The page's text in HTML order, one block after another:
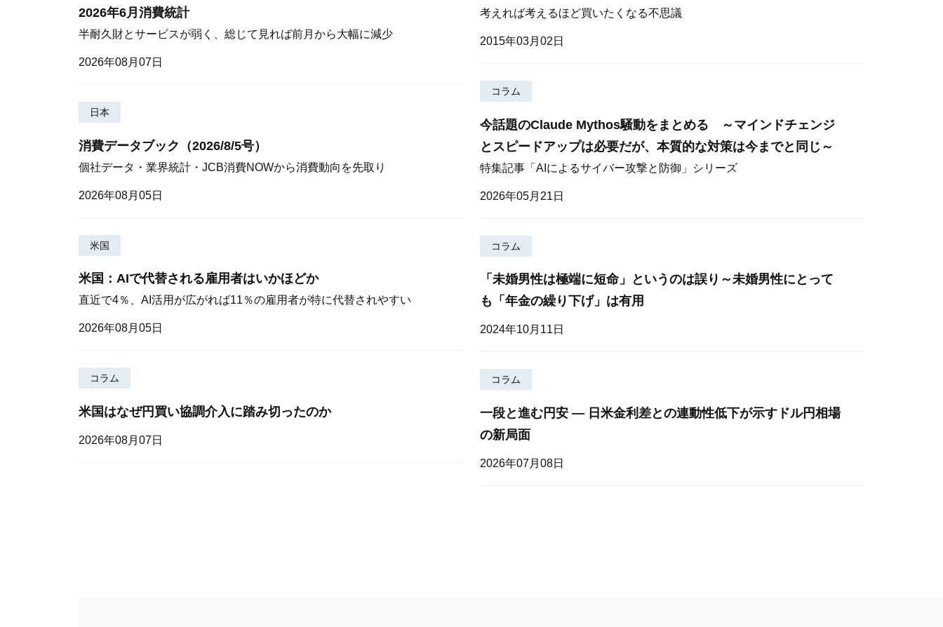
2026年6月消費統計
半耐久財とサービスが弱く、総じて見れば前月から大幅に減少
2026年08月07日
日本
消費データブック（2026/8/5号）
個社データ・業界統計・JCB消費NOWから消費動向を先取り
2026年08月05日
米国
米国：AIで代替される雇用者はいかほどか
直近で4％、AI活用が広がれば11％の雇用者が特に代替されやすい
2026年08月05日
コラム
米国はなぜ円買い協調介入に踏み切ったのか
2026年08月07日
考えれば考えるほど買いたくなる不思議
2015年03月02日
コラム
今話題のClaude Mythos騒動をまとめる ～マインドチェンジ
とスピードアップは必要だが、本質的な対策は今までと同じ～
特集記事「AIによるサイバー攻撃と防御」シリーズ
2026年05月21日
コラム
「未婚男性は極端に短命」というのは誤り～未婚男性にとって
も「年金の繰り下げ」は有用
2024年10月11日
コラム
一段と進む円安 — 日米金利差との連動性低下が示すドル円相場
の新局面
2026年07月08日